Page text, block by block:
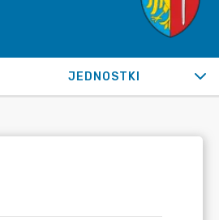
JEDNOSTKI